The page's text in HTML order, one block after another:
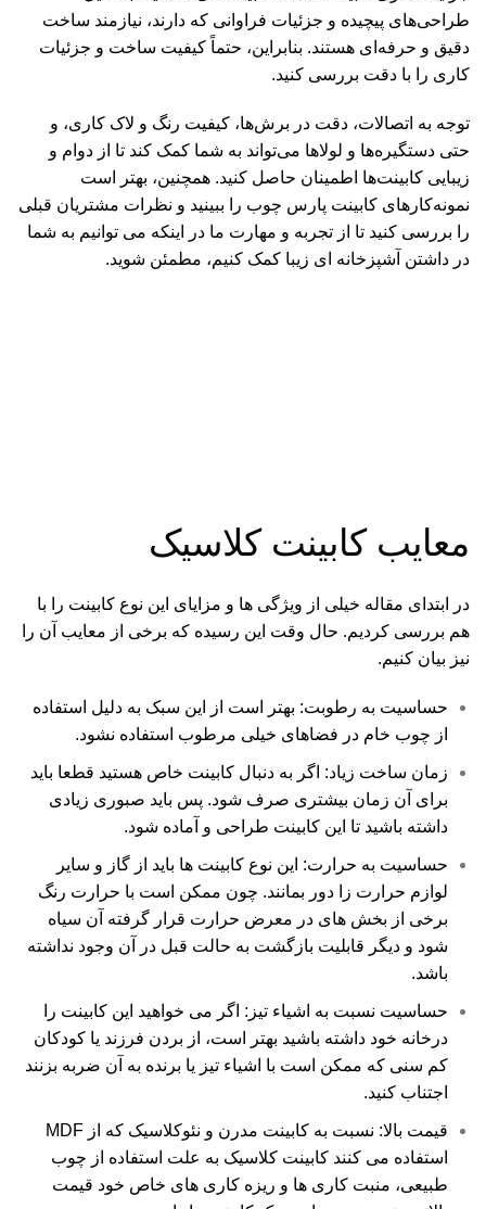
طراحی‌های پیچیده و جزئیات فراوانی که دارند، نیازمند ساخت
دقیق و حرفه‌ای هستند. بنابراین، حتماً کیفیت ساخت و جزئیات
کاری را با دقت بررسی کنید.
توجه به اتصالات، دقت در برش‌ها، کیفیت رنگ و لاک کاری، و
حتی دستگیره‌ها و لولاها می‌تواند به شما کمک کند تا از دوام و
زیبایی کابینت‌ها اطمینان حاصل کنید. همچنین، بهتر است
نمونه‌کارهای کابینت پارس چوب را ببینید و نظرات مشتریان قبلی
را بررسی کنید تا از تجربه و مهارت ما در اینکه می توانیم به شما
در داشتن آشپزخانه ای زیبا کمک کنیم، مطمئن شوید.
معایب کابینت کلاسیک
در ابتدای مقاله خیلی از ویژگی ها و مزایای این نوع کابینت را با
هم بررسی کردیم. حال وقت این رسیده که برخی از معایب آن را
نیز بیان کنیم.
حساسیت به رطوبت: بهتر است از این سبک به دلیل استفاده
از چوب خام در فضاهای خیلی مرطوب استفاده نشود.
زمان ساخت زیاد: اگر به دنبال کابینت خاص هستید قطعا باید
برای آن زمان بیشتری صرف شود. پس باید صبوری زیادی
داشته باشید تا این کابینت طراحی و آماده شود.
حساسیت به حرارت: این نوع کابینت ها باید از گاز و سایر
لوازم حرارت زا دور بمانند. چون ممکن است با حرارت رنگ
برخی از بخش های در معرض حرارت قرار گرفته آن سیاه
شود و دیگر قابلیت بازگشت به حالت قبل در آن وجود نداشته
باشد.
حساسیت نسبت به اشیاء تیز: اگر می خواهید این کابینت را
درخانه خود داشته باشید بهتر است، از بردن فرزند یا کودکان
کم سنی که ممکن است با اشیاء تیز یا برنده به آن ضربه بزنند
اجتناب کنید.
قیمت بالا: نسبت به کابینت مدرن و نئوکلاسیک که از MDF
استفاده می کنند کابینت کلاسیک به علت استفاده از چوب
طبیعی، منبت کاری ها و ریزه کاری های خاص خود قیمت